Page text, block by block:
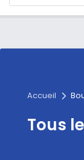
Tous
Accueil